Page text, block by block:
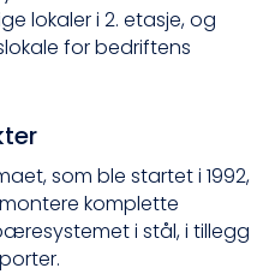
lokaler i 2. etasje, og
for bedriftens
som ble startet i 1992,
komplette
i stål, i tillegg